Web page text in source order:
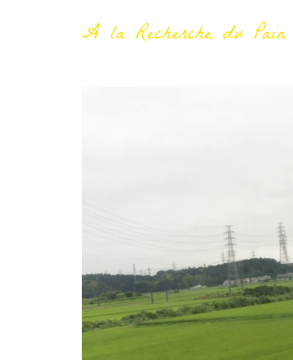
A la Recherche du Pain